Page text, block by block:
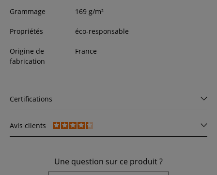
Grammage 169 g/m²
Propriétés éco-responsable
Origine de
fabrication
France
Certifications
Avis clients
Une question sur ce produit ?